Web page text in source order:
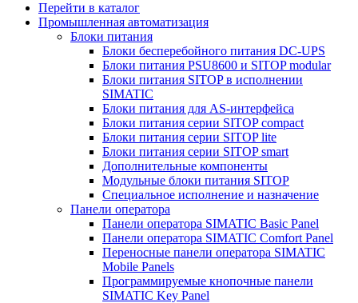
Перейти в каталог
Промышленная автоматизация
Блоки питания
Блоки бесперебойного питания DC-UPS
Блоки питания PSU8600 и SITOP modular
Блоки питания SITOP в исполнении
SIMATIC
Блоки питания для AS-интерфейса
Блоки питания серии SITOP compact
Блоки питания серии SITOP lite
Блоки питания серии SITOP smart
Дополнительные компоненты
Модульные блоки питания SITOP
Специальное исполнение и назначение
Панели оператора
Панели оператора SIMATIC Basic Panel
Панели оператора SIMATIC Comfort Panel
Переносные панели оператора SIMATIC
Mobile Panels
Программируемые кнопочные панели
SIMATIC Key Panel